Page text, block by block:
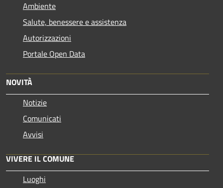
Ambiente
Salute, benessere e assistenza
Autorizzazioni
Portale Open Data
NOVITÀ
Notizie
Comunicati
Avvisi
VIVERE IL COMUNE
Luoghi